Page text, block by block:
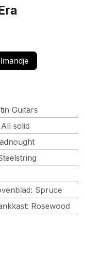
Guitars
All solid
: Spruce
: Rosewood